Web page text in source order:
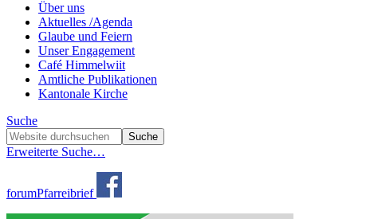
Über uns
Aktuelles /Agenda
Glaube und Feiern
Unser Engagement
Café Himmelwiit
Amtliche Publikationen
Kantonale Kirche
Suche
Erweiterte Suche…
forumPfarreibrief